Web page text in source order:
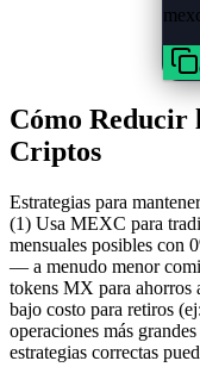
Cómo Reducir
Criptos
Estrategias para
(1) Usa MEXC para
mensuales posibles con
— a menudo menor
tokens MX para ahorros
bajo costo para retiros
operaciones más
estrategias correctas